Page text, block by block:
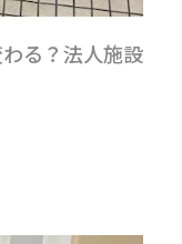
る？法人施設